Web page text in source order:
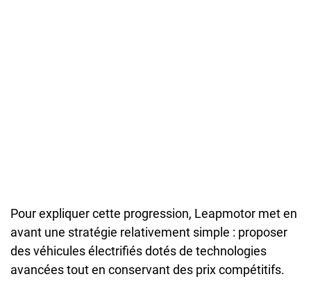
Pour expliquer cette progression, Leapmotor met en
avant une stratégie relativement simple : proposer
des véhicules électrifiés dotés de technologies
avancées tout en conservant des prix compétitifs.